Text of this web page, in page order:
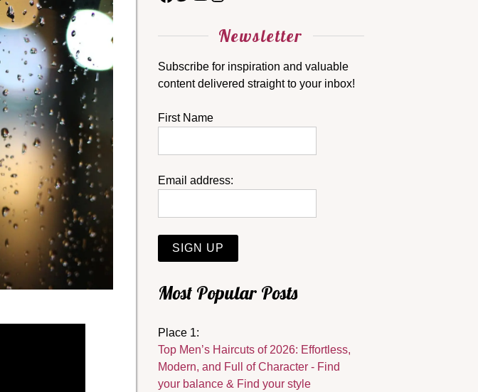
Newsletter
Subscribe for inspiration and valuable
content delivered straight to your inbox!
First Name
Email address:
Most Popular Posts
Place 1:
Top Men’s Haircuts of 2026: Effortless,
Modern, and Full of Character - Find
your balance & Find your style